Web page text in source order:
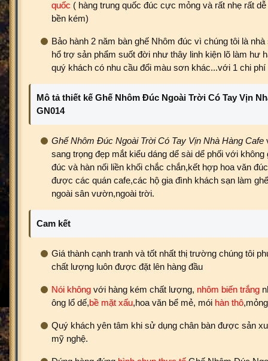
quốc ( hàng trung quốc đúc cực mỏng và rất nhẹ rất
bền kém)
Bảo hành 2 năm bàn ghế Nhôm đúc vì chúng tôi là
hổ trợ sản phẩm suốt đời như thây linh kiện lõ làm hư
quý khách có nhu cầu đổi màu sơn khác...với 1 chi phí
Mô tả thiết kế Ghế Nhôm Đúc Ngoài Trời Có Tay Vịn
GN014
Ghế Nhôm Đúc Ngoài Trời Có Tay Vịn Nhà Hàng Cafe
sang trọng đẹp mắt kiểu dáng dể sài dể phối với
đúc và hàn nối liền khối chắc chắn,kết hợp hoa văn
được các quán cafe,các hộ gia đình khách sạn làm
ngoài sân vườn,ngoài trời.
Cam kết
Giá thành cạnh tranh và tốt nhất thị trường chúng tôi
chất lượng luôn được đặt lên hàng đầu
Nói không với hàng kém chất lượng, nhôm biến trắng
ông lổ dế,bề mặt xấu,hoa văn bể mẻ, mói hàn thô
Quý khách yên tâm khi sử dụng chân bàn được sản
mỹ nghệ.